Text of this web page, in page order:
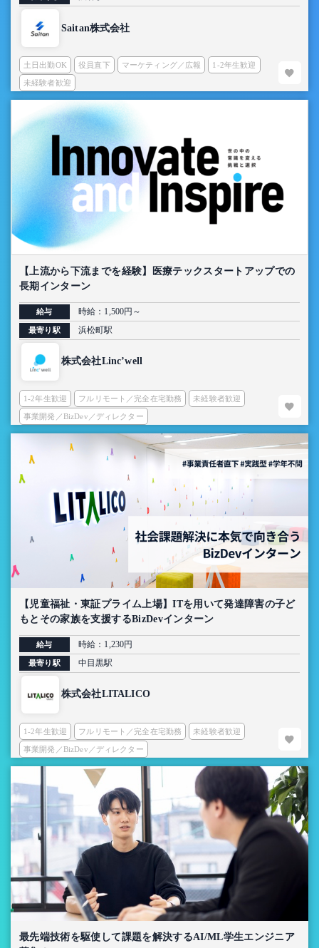
Saitan株式会社
土日出勤OK 役員直下 マーケティング／広報 1-2年生歓迎
未経験者歓迎
【上流から下流までを経験】医療テックスタートアップでの
長期インターン
給与 時給：1,500円～
最寄り駅 浜松町駅
株式会社Linc’well
1-2年生歓迎 フルリモート／完全在宅勤務 未経験者歓迎
事業開発／BizDev／ディレクター
【児童福祉・東証プライム上場】ITを用いて発達障害の子ど
もとその家族を支援するBizDevインターン
給与 時給：1,230円
最寄り駅 中目黒駅
株式会社LITALICO
1-2年生歓迎 フルリモート／完全在宅勤務 未経験者歓迎
事業開発／BizDev／ディレクター
最先端技術を駆使して課題を解決するAI/ML学生エンジニア